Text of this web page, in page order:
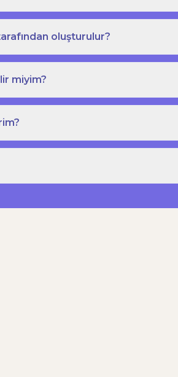
oluşturulur?
miyim?